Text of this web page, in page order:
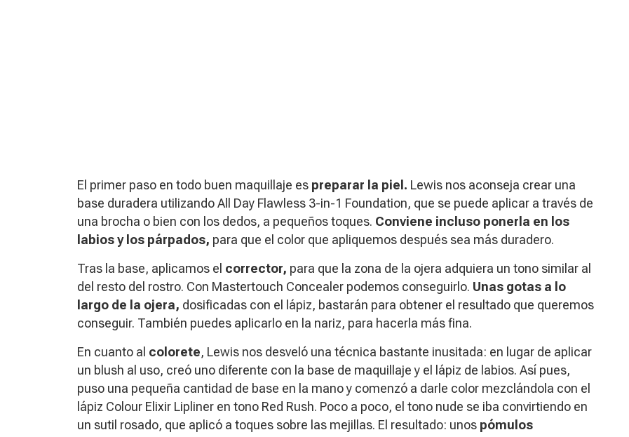
El primer paso en todo buen maquillaje es preparar la piel. Lewis nos aconseja crear una
base duradera utilizando All Day Flawless 3-in-1 Foundation, que se puede aplicar a través de
una brocha o bien con los dedos, a pequeños toques. Conviene incluso ponerla en los
labios y los párpados, para que el color que apliquemos después sea más duradero.
Tras la base, aplicamos el corrector, para que la zona de la ojera adquiera un tono similar al
del resto del rostro. Con Mastertouch Concealer podemos conseguirlo. Unas gotas a lo
largo de la ojera, dosificadas con el lápiz, bastarán para obtener el resultado que queremos
conseguir. También puedes aplicarlo en la nariz, para hacerla más fina.
En cuanto al colorete, Lewis nos desveló una técnica bastante inusitada: en lugar de aplicar
un blush al uso, creó uno diferente con la base de maquillaje y el lápiz de labios. Así pues,
puso una pequeña cantidad de base en la mano y comenzó a darle color mezclándola con el
lápiz Colour Elixir Lipliner en tono Red Rush. Poco a poco, el tono nude se iba convirtiendo en
un sutil rosado, que aplicó a toques sobre las mejillas. El resultado: unos pómulos